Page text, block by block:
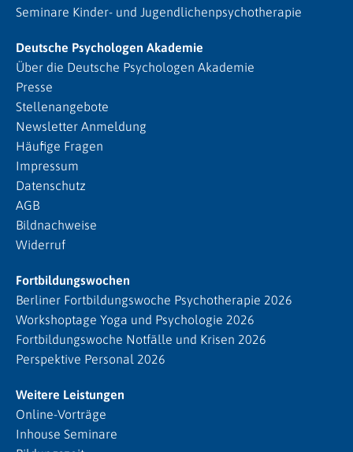
Seminare Kinder- und Jugendlichenpsychotherapie
Deutsche Psychologen Akademie
Über die Deutsche Psychologen Akademie
Presse
Stellenangebote
Newsletter Anmeldung
Häufige Fragen
Impressum
Datenschutz
AGB
Bildnachweise
Widerruf
Fortbildungswochen
Berliner Fortbildungswoche Psychotherapie 2026
Workshoptage Yoga und Psychologie 2026
Fortbildungswoche Notfälle und Krisen 2026
Perspektive Personal 2026
Weitere Leistungen
Online-Vorträge
Inhouse Seminare